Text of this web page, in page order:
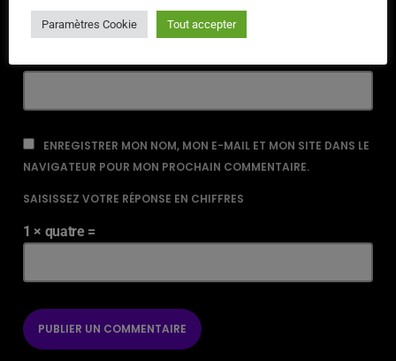
ENREGISTRER MON NOM, MON E-MAIL ET MON SITE DANS LE
NAVIGATEUR POUR MON PROCHAIN COMMENTAIRE.
SAISISSEZ VOTRE RÉPONSE EN CHIFFRES
1 × quatre =
Paramètres Cookie Tout accepter